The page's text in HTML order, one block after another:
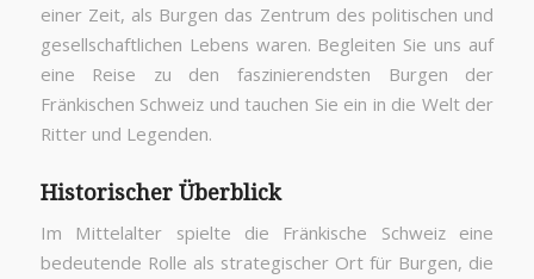
einer Zeit, als Burgen das Zentrum des politischen und
gesellschaftlichen Lebens waren. Begleiten Sie uns auf
eine Reise zu den faszinierendsten Burgen der
Fränkischen Schweiz und tauchen Sie ein in die Welt der
Ritter und Legenden.
Historischer Überblick
Im Mittelalter spielte die Fränkische Schweiz eine
bedeutende Rolle als strategischer Ort für Burgen, die